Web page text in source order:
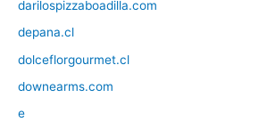
darilospizzaboadilla.com
depana.cl
dolceflorgourmet.cl
downearms.com
e